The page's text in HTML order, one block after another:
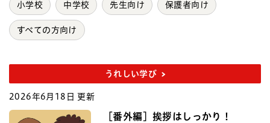
小学校 中学校 先生向け 保護者向け
すべての方向け
うれしい学び
2026年6月18日 更新
［番外編］挨拶はしっかり！